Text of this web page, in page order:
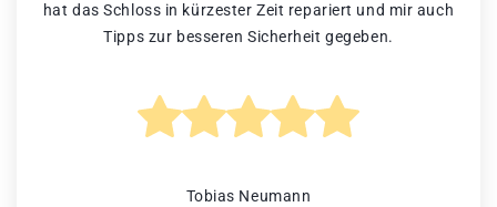
hat das Schloss in kürzester Zeit repariert und mir auch
Tipps zur besseren Sicherheit gegeben.
Tobias Neumann